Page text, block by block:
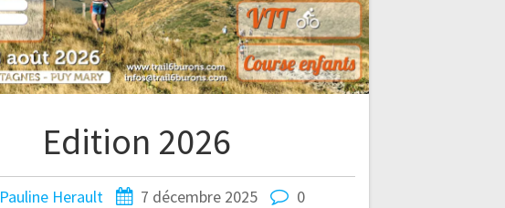
Edition 2026
Pauline Herault 7 décembre 2025 0